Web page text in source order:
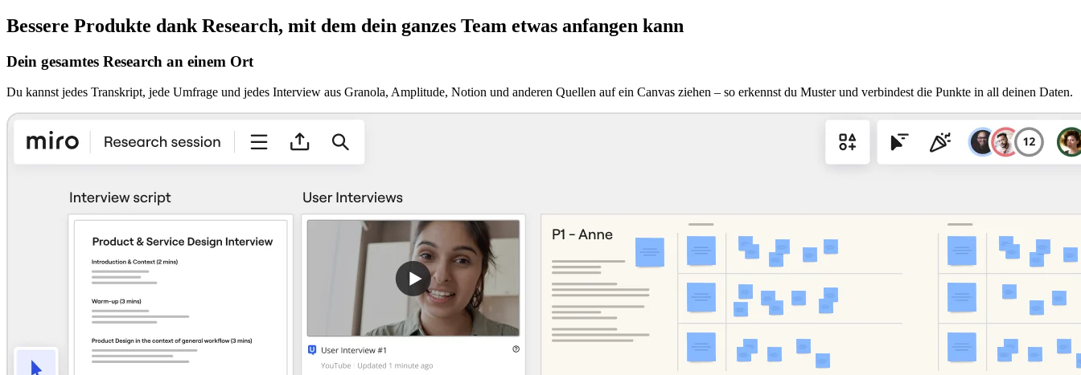
Einzelhandel
Finanzdienstleistungen
Nach Team
Design & UX
Operativer Bereich
Marketing
IT
Product Operating System
KI-Transformation
Transformation der Arbeitsweisen
Digitaler Arbeitsplatz
Customer Experience & Service Design
Cloud & Softwaretransformation
Ressourcen
Lernen
Erfolgsgeschichten
Academy
Webinare
Reforge Learning
Bessere Produkte dank Research, mit dem dein ganzes Team etwas anfangen kann
Dein gesamtes Research an einem Ort
Du kannst jedes Transkript, jede Umfrage und jedes Interview aus Granola, Amplitude, Notion und anderen Quellen auf ein Canvas ziehen – so erkennst du Muster und verbindest die Punkte in all deinen Daten.